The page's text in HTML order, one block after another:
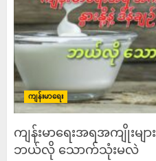
ကျန်းမာရေး
ကျန်းမာရေးအရအကျိုးမျ
ဘယ်လို သောက်သုံးမလဲ